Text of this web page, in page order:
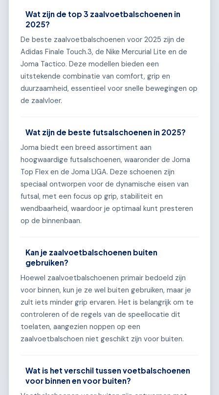
Wat zijn de top 3 zaalvoetbalschoenen in
2025?
De beste zaalvoetbalschoenen voor 2025 zijn de
Adidas Finale Touch.3, de Nike Mercurial Lite en de
Joma Tactico. Deze modellen bieden een
uitstekende combinatie van comfort, grip en
duurzaamheid, essentieel voor snelle bewegingen op
de zaalvloer.
Wat zijn de beste futsalschoenen in 2025?
Joma biedt een breed assortiment aan
hoogwaardige futsalschoenen, waaronder de Joma
Top Flex en de Joma LIGA. Deze schoenen zijn
speciaal ontworpen voor de dynamische eisen van
futsal, met een focus op grip, stabiliteit en
wendbaarheid, waardoor je optimaal kunt presteren
op de binnenbaan.
Kan je zaalvoetbalschoenen buiten
gebruiken?
Hoewel zaalvoetbalschoenen primair bedoeld zijn
voor binnen, kun je ze wel buiten gebruiken, maar je
zult iets minder grip ervaren. Het is belangrijk om te
controleren of de regels van de speellocatie dit
toelaten, aangezien noppen op een
zaalvoetbalschoen niet geschikt zijn voor buiten.
Wat is het verschil tussen voetbalschoenen
voor binnen en voor buiten?